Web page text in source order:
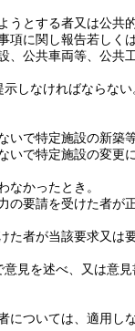
とする者又は公共
に関し報告若しく
公共車両等、公共
しなければならない
で特定施設の新築
で特定施設の変更
かったとき。
要請を受けた者が
者が当該要求又は
見を述べ、又は意
ついては、適用しな